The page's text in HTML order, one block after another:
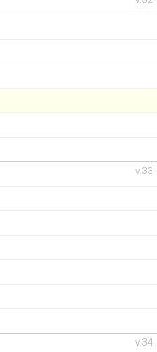
v.33
v.34